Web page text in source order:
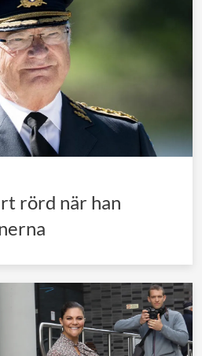
kungahuset
kungahuset
storhertighuset
kejsarhuset
kungahuset
kungahuset
rörd när han